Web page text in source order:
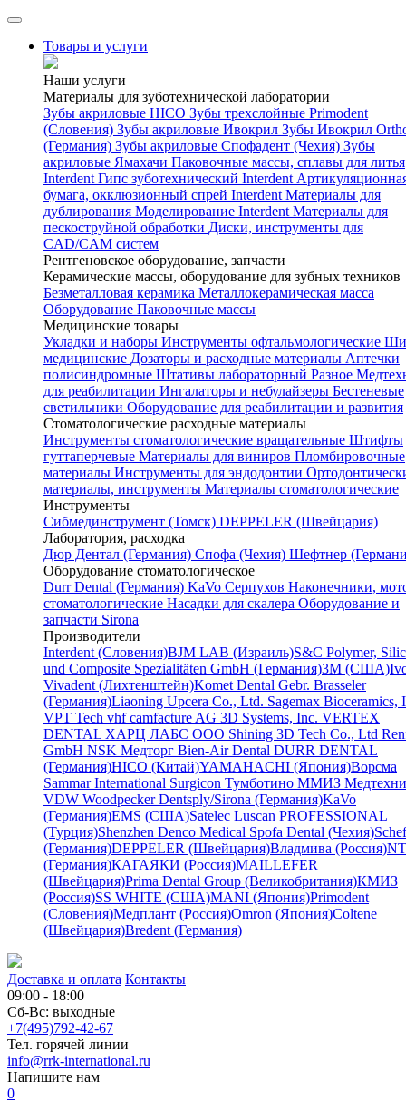
Товары и услуги
Наши услуги
Материалы для зуботехнической лаборатории
Зубы акриловые HICO Зубы трехслойные Primodent
(Словения) Зубы акриловые Ивокрил Зубы Ивокрил
(Германия) Зубы акриловые Спофадент (Чехия) Зубы
акриловые Ямахачи Паковочные массы, сплавы для литья
Interdent Гипс зуботехнический Interdent
бумага, окклюзионный спрей Interdent Материалы для
дублирования Моделирование Interdent Материалы для
пескоструйной обработки Диски, инструменты для
CAD/CAM систем
Рентгеновское оборудование, запчасти
Керамические массы, оборудование для зубных техников
Безметалловая керамика Металлокерамическая масса
Оборудование Паковочные массы
Медицинские товары
Укладки и наборы Инструменты офтальмологические
медицинские Дозаторы и расходные материалы Аптечки
полисиндромные Штативы лабораторный Разное
для реабилитации Ингалаторы и небулайзеры Бестеневые
светильники Оборудование для реабилитации и развития
Стоматологические расходные материалы
Инструменты стоматологические вращательные Штифты
гуттаперчевые Материалы для виниров Пломбировочные
материалы Инструменты для эндодонтии
материалы, инструменты Материалы стоматологические
Инструменты
Cибмединструмент (Томск) DEPPELER (Швейцария)
Лаборатория, расходка
Дюр Дентал (Германия) Спофа (Чехия) Шефтнер
Оборудование стоматологическое
Durr Dental (Германия) KaVo Серпухов Наконечники,
стоматологические Насадки для скалера Оборудование и
запчасти Sirona
Производители
Interdent (Словения)BJM LAB (Израиль)S&C Polymer,
und Composite Spezialitäten GmbH (Германия)3M (США)
Vivadent (Лихтенштейн)Komet Dental Gebr. Brasseler
(Германия)Liaoning Upcera Co., Ltd. Sagemax Bioceramics,
VPT Tech vhf camfacture AG 3D Systems, Inc. VERTEX
DENTAL ХАРЦ ЛАБС ООО Shining 3D Tech Co., Ltd
GmbH NSK Медторг Bien-Air Dental DURR DENTAL
(Германия)HICO (Китай)YAMAHACHI (Япония)Ворсма
Sammar International Surgicon Тумботино ММИЗ
VDW WoodpeckerDentsply/Sirona (Германия)KaVo
(Германия)EMS (США)Satelec Luscan PROFESSIONAL
(Турция)Shenzhen Denco Medical Spofa Dental (Чехия)
(Германия)DEPPELER (Швейцария)Владмива (Россия)
(Германия)КАГАЯКИ (Россия)MAILLEFER
(Швейцария)Prima Dental Group (Великобритания)КМИЗ
(Россия)SS WHITE (США)MANI (Япония)Primodent
(Словения)Медплант (Россия)Omron (Япония)Coltene
(Швейцария)Bredent (Германия)
Доставка и оплата Контакты
09:00 - 18:00
Сб-Вс: выходные
+7(495)792-42-67
Тел. горячей линии
info@rrk-international.ru
Напишите нам
0